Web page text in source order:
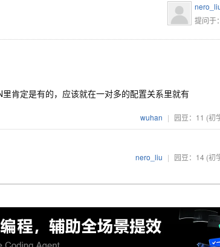
提问于
肯定是有的，应该就在一对多的配置关系里就有
wuhan | 园豆：11 (初
nero_liu | 园豆：14 (初